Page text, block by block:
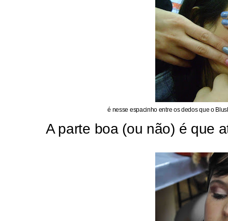
é nesse espacinho entre os dedos que o
A parte boa (ou não) é que